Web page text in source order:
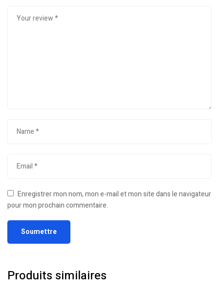
Enregistrer mon nom, mon e-mail et mon site dans le navigateur
pour mon prochain commentaire.
Produits similaires